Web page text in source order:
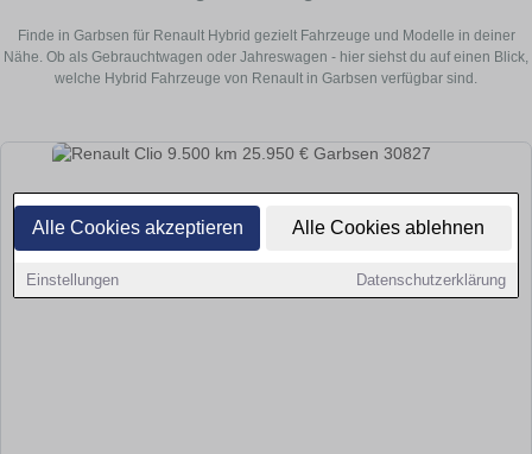
Alle Cookies akzeptieren Alle Cookies ablehnen
Einstellungen Datenschutzerklärung
Finde in Garbsen für Renault Hybrid gezielt Fahrzeuge und Modelle in deiner
Nähe. Ob als Gebrauchtwagen oder Jahreswagen - hier siehst du auf einen Blick,
welche Hybrid Fahrzeuge von Renault in Garbsen verfügbar sind.